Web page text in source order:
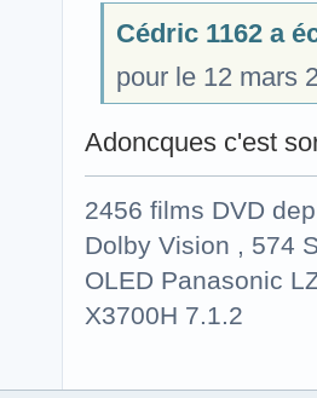
Cédric 1162 a
pour le 12 mars
Adoncques c'est
2456 films DVD
Dolby Vision , 574
OLED Panasonic
X3700H 7.1.2